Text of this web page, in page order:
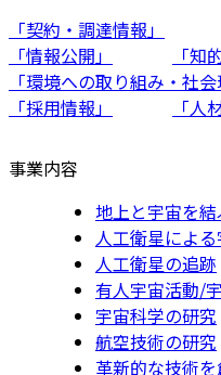
「契約・調達情報」
「情報公開」
「知
「環境への取り組み・社
「採用情報」
「人
事業内容
地上と宇宙を
人工衛星によ
人工衛星の追跡
有人宇宙活動/
宇宙科学の研究
航空技術の研究
革新的な技術